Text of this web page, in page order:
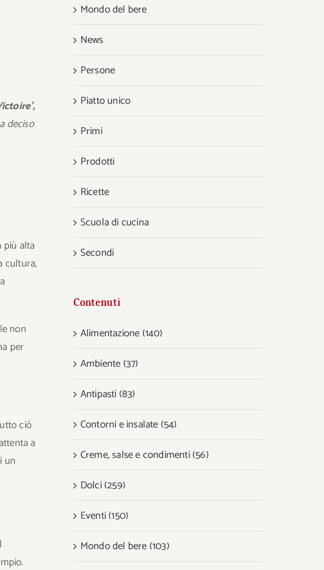
deciso
più alta
cultura,
non
per
ciò
a
un
Mondo del bere
News
Persone
Piatto unico
Primi
Prodotti
Ricette
Scuola di cucina
Secondi
Contenuti
Alimentazione (140)
Ambiente (37)
Antipasti (83)
Contorni e insalate (54)
Creme, salse e condimenti (56)
Dolci (259)
Eventi (150)
Mondo del bere (103)